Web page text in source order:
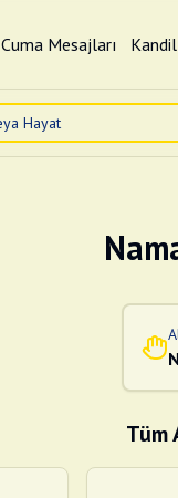
Cuma Mesajları
Tüm